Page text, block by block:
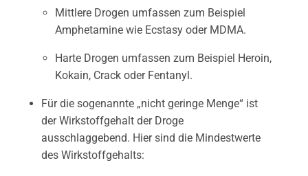
Mittlere Drogen umfassen zum Beispiel
Amphetamine wie Ecstasy oder MDMA.
Harte Drogen umfassen zum Beispiel Heroin,
Kokain, Crack oder Fentanyl.
Für die sogenannte „nicht geringe Menge“ ist
der Wirkstoffgehalt der Droge
ausschlaggebend. Hier sind die Mindestwerte
des Wirkstoffgehalts: